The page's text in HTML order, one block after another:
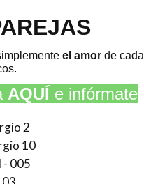
el amor de
AQUÍ e infórmate